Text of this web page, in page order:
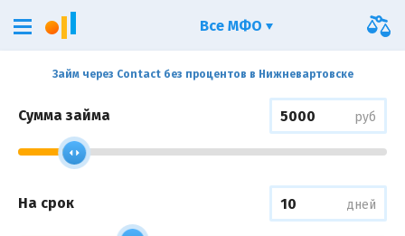
Займ через Contact без процентов в Нижневартовске
Сумма займа руб
На срок дней
Все МФО